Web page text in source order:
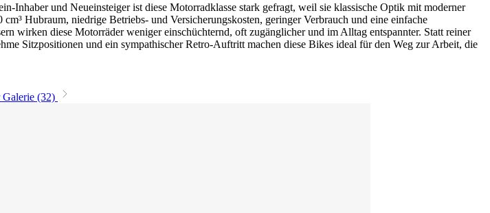
Inhaber und Neueinsteiger ist diese Motorradklasse stark gefragt, weil sie klassische Optik mit moderner
Hubraum, niedrige Betriebs- und Versicherungskosten, geringer Verbrauch und eine einfache
wirken diese Motorräder weniger einschüchternd, oft zugänglicher und im Alltag entspannter. Statt reiner
Sitzpositionen und ein sympathischer Retro-Auftritt machen diese Bikes ideal für den Weg zur Arbeit, die
Galerie (32)